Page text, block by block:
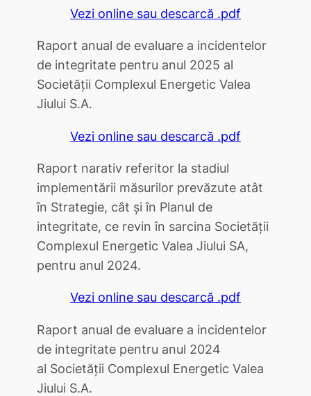
Vezi online sau descarcă .pdf
Raport anual de evaluare a incidentelor
de integritate pentru anul 2025 al
Societăţii Complexul Energetic Valea
Jiului S.A.
Vezi online sau descarcă .pdf
Raport narativ referitor la stadiul
implementării măsurilor prevăzute atât
în Strategie, cât și în Planul de
integritate, ce revin în sarcina Societății
Complexul Energetic Valea Jiului SA,
pentru anul 2024.
Vezi online sau descarcă .pdf
Raport anual de evaluare a incidentelor
de integritate pentru anul 2024
al Societăţii Complexul Energetic Valea
Jiului S.A.